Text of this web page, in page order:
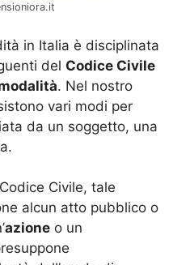
in Italia è disciplinata
del Codice Civile
. Nel nostro
vari modi per
da un soggetto, una
Codice Civile, tale
alcun atto pubblico o
azione o un